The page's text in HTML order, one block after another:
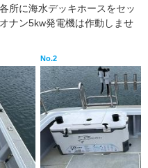
所に海水デッキホースをセッ
ナン5kw発電機は作動しませ
No.2